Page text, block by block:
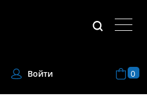
Войти 0